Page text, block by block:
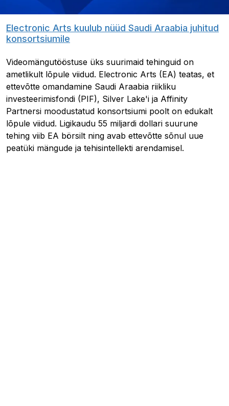
Electronic Arts kuulub nüüd Saudi Araabia juhitud
konsortsiumile
Videomängutööstuse üks suurimaid tehinguid on
ametlikult lõpule viidud. Electronic Arts (EA) teatas, et
ettevõtte omandamine Saudi Araabia riikliku
investeerimisfondi (PIF), Silver Lake'i ja Affinity
Partnersi moodustatud konsortsiumi poolt on edukalt
lõpule viidud. Ligikaudu 55 miljardi dollari suurune
tehing viib EA börsilt ning avab ettevõtte sõnul uue
peatüki mängude ja tehisintellekti arendamisel.